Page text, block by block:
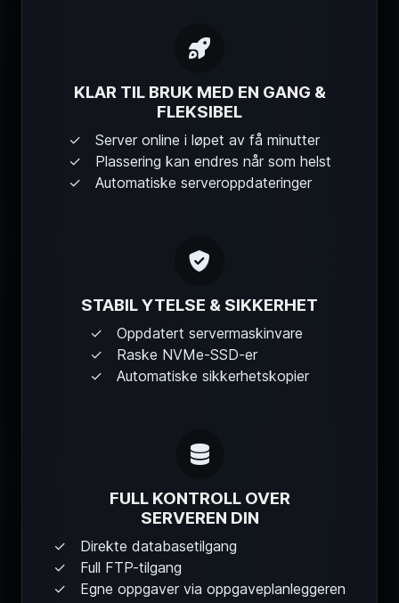
KLAR TIL BRUK MED EN GANG &
FLEKSIBEL
Server online i løpet av få minutter
Plassering kan endres når som helst
Automatiske serveroppdateringer
STABIL YTELSE & SIKKERHET
Oppdatert servermaskinvare
Raske NVMe-SSD-er
Automatiske sikkerhetskopier
FULL KONTROLL OVER
SERVEREN DIN
Direkte databasetilgang
Full FTP-tilgang
Egne oppgaver via oppgaveplanleggeren